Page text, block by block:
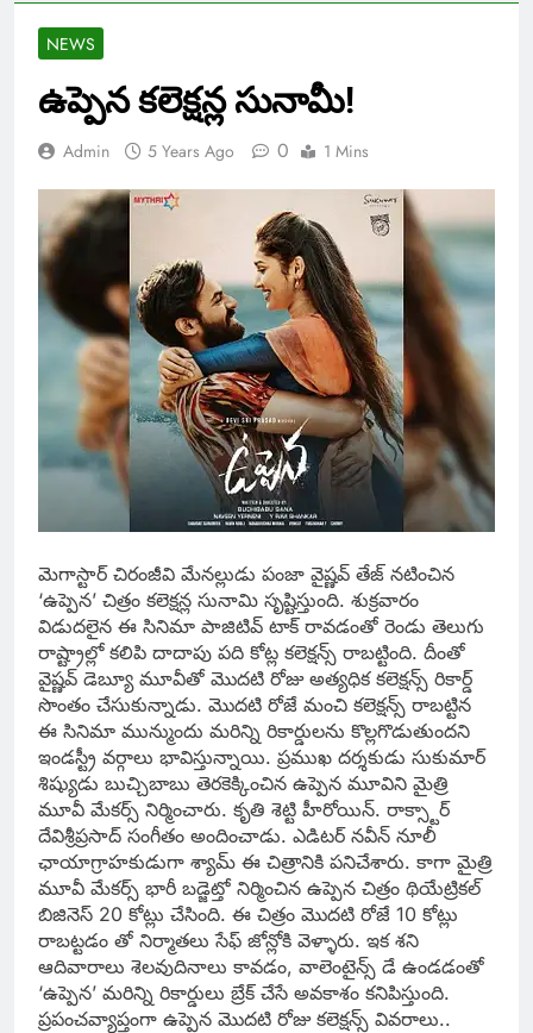
NEWS
ఉప్పెన కలెక్షన్ల సునామీ!
Admin 5 Years Ago 0 1 Mins
మెగాస్టార్ చిరంజీవి మేనల్లుడు పంజా వైష్ణవ్ తేజ్ నటించిన
‘ఉప్పెన’ చిత్రం కలెక్షన్ల సునామి సృష్టిస్తుంది. శుక్రవారం
విడుదలైన ఈ సినిమా పాజిటివ్ టాక్ రావడంతో రెండు తెలుగు
రాష్ట్రాల్లో కలిపి దాదాపు పది కోట్ల కలెక్షన్స్ రాబట్టింది. దీంతో
వైష్ణవ్ డెబ్యూ మూవీతో మొదటి రోజు అత్యధిక కలెక్షన్స్ రికార్డ్
సొంతం చేసుకున్నాడు. మొదటి రోజే మంచి కలెక్షన్స్ రాబట్టిన
ఈ సినిమా మున్ముందు మరిన్ని రికార్డులను కొల్లగొడుతుందని
ఇండస్ట్రీ వర్గాలు భావిస్తున్నాయి. ప్రముఖ దర్శకుడు సుకుమార్
శిష్యుడు బుచ్చిబాబు తెరకెక్కించిన ఉప్పెన మూవిని మైత్రి
మూవీ మేకర్స్ నిర్మించారు. కృతి శెట్టి హీరోయిన్. రాక్స్టార్
దేవిశ్రీప్రసాద్ సంగీతం అందించాడు. ఎడిటర్ నవీన్ నూలీ
ఛాయాగ్రాహకుడుగా శ్యామ్ ఈ చిత్రానికి పనిచేశారు. కాగా మైత్రి
మూవీ మేకర్స్ భారీ బడ్జెట్తో నిర్మించిన ఉప్పెన చిత్రం థియేట్రికల్
బిజినెస్ 20 కోట్లు చేసింది. ఈ చిత్రం మొదటి రోజే 10 కోట్లు
రాబట్టడం తో నిర్మాతలు సేఫ్ జోన్లోకి వెళ్ళారు. ఇక శని
ఆదివారాలు శెలవుదినాలు కావడం, వాలెంటైన్స్ డే ఉండడంతో
‘ఉప్పెన’ మరిన్ని రికార్డులు బ్రేక్ చేసే అవకాశం కనిపిస్తుంది.
ప్రపంచవ్యాప్తంగా ఉప్పెన మొదటి రోజు కలెక్షన్స్ వివరాలు..